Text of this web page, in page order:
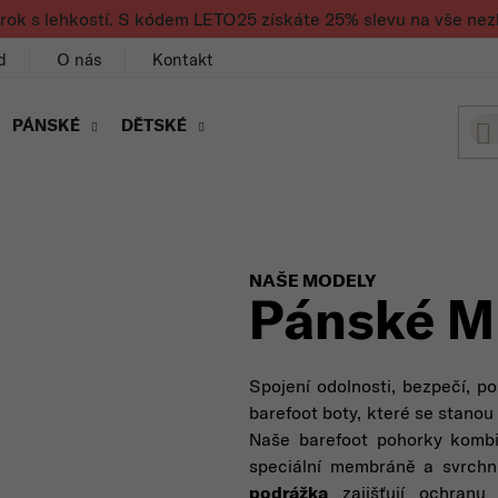
s lehkostí. S kódem LETO25 získáte 25% slevu na vše
O nás Kontakt
PÁNSKÉ DĚTSKÉ
NAŠE MODELY
Pánské
Spojení odolnosti, bezpečí,
barefoot boty, které se
Naše barefoot pohorky
speciální membráně a
podrážka zajišťují